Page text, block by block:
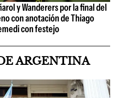
y Wanderers por la final del
con anotación de Thiago
con festejo
ARGENTINA